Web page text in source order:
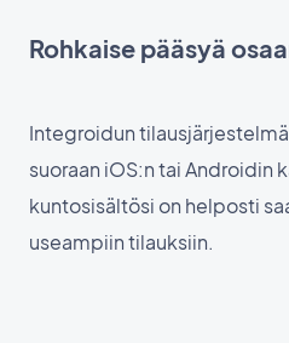
Rohkaise pääsyä
Integroidun
suoraan iOS:n tai Androidin
kuntosisältösi on helposti
useampiin tilauksiin.